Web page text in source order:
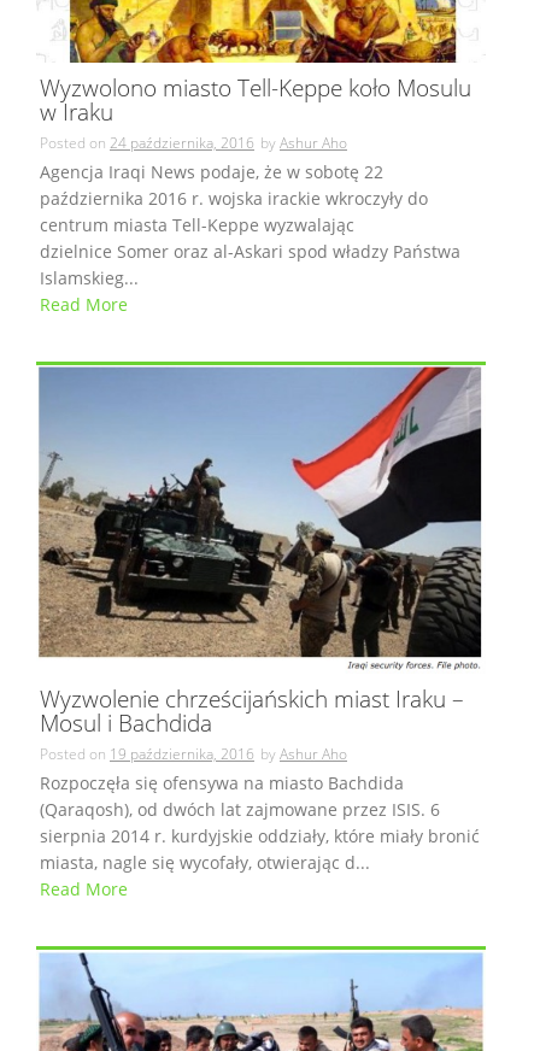
Wyzwolono miasto Tell-Keppe koło Mosulu
w Iraku
Posted on 24 października, 2016 byAshur Aho
Agencja Iraqi News podaje, że w sobotę 22
października 2016 r. wojska irackie wkroczyły do
centrum miasta Tell-Keppe wyzwalając
dzielnice Somer oraz al-Askari spod władzy Państwa
Islamskieg...
Read More
Wyzwolenie chrześcijańskich miast Iraku –
Mosul i Bachdida
Posted on 19 października, 2016 byAshur Aho
Rozpoczęła się ofensywa na miasto Bachdida
(Qaraqosh), od dwóch lat zajmowane przez ISIS. 6
sierpnia 2014 r. kurdyjskie oddziały, które miały bronić
miasta, nagle się wycofały, otwierając d...
Read More